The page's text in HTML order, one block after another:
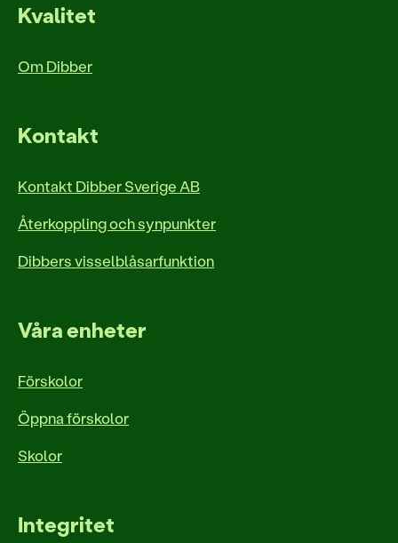
Kvalitet
Om Dibber
Kontakt
Kontakt Dibber Sverige AB
Återkoppling och synpunkter
Dibbers visselblåsarfunktion
Våra enheter
Förskolor
Öppna förskolor
Skolor
Integritet